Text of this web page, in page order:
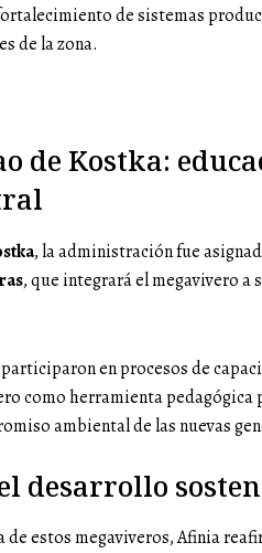
de sistemas
de la zona.
de Kostka:
, la administración fue
, que integrará el megavivero a
en procesos de
como herramienta pedagógica
ambiental de las nuevas
desarrollo
de estos megaviveros, Afinia